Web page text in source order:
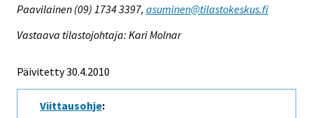
Paavilainen (09) 1734 3397, asuminen@tilastokeskus.fi
Vastaava tilastojohtaja: Kari Molnar
Päivitetty 30.4.2010
Viittausohje: